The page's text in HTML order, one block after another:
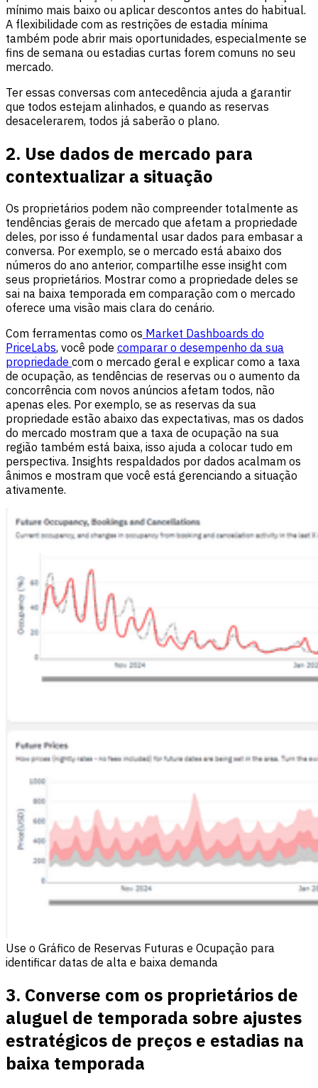
mínimo mais baixo ou aplicar descontos antes do habitual.
A flexibilidade com as restrições de estadia mínima
também pode abrir mais oportunidades, especialmente se
fins de semana ou estadias curtas forem comuns no seu
mercado.
Ter essas conversas com antecedência ajuda a garantir
que todos estejam alinhados, e quando as reservas
desacelerarem, todos já saberão o plano.
2. Use dados de mercado para
contextualizar a situação
Os proprietários podem não compreender totalmente as
tendências gerais de mercado que afetam a propriedade
deles, por isso é fundamental usar dados para embasar a
conversa. Por exemplo, se o mercado está abaixo dos
números do ano anterior, compartilhe esse insight com
seus proprietários. Mostrar como a propriedade deles se
sai na baixa temporada em comparação com o mercado
oferece uma visão mais clara do cenário.
Com ferramentas como os Market Dashboards do
PriceLabs, você pode comparar o desempenho da sua
propriedade com o mercado geral e explicar como a taxa
de ocupação, as tendências de reservas ou o aumento da
concorrência com novos anúncios afetam todos, não
apenas eles. Por exemplo, se as reservas da sua
propriedade estão abaixo das expectativas, mas os dados
do mercado mostram que a taxa de ocupação na sua
região também está baixa, isso ajuda a colocar tudo em
perspectiva. Insights respaldados por dados acalmam os
ânimos e mostram que você está gerenciando a situação
ativamente.
Use o Gráfico de Reservas Futuras e Ocupação para
identificar datas de alta e baixa demanda
3. Converse com os proprietários de
aluguel de temporada sobre ajustes
estratégicos de preços e estadias na
baixa temporada